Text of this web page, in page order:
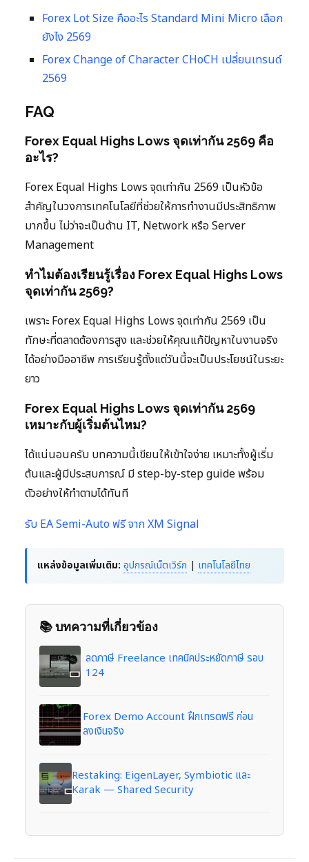
Forex Lot Size คืออะไร Standard Mini Micro เลือก
ยังไง 2569
Forex Change of Character CHoCH เปลี่ยนเทรนด์
2569
FAQ
Forex Equal Highs Lows จุดเท่ากัน 2569 คือ
อะไร?
Forex Equal Highs Lows จุดเท่ากัน 2569 เป็นหัวข้อ
สำคัญในวงการเทคโนโลยีที่ช่วยให้การทำงานมีประสิทธิภาพ
มากขึ้น ไม่ว่าจะเป็นด้าน IT, Network หรือ Server
Management
ทำไมต้องเรียนรู้เรื่อง Forex Equal Highs Lows
จุดเท่ากัน 2569?
เพราะ Forex Equal Highs Lows จุดเท่ากัน 2569 เป็น
ทักษะที่ตลาดต้องการสูง และช่วยให้คุณแก้ปัญหาในงานจริง
ได้อย่างมืออาชีพ การเรียนรู้ตั้งแต่วันนี้จะเป็นประโยชน์ในระยะ
ยาว
Forex Equal Highs Lows จุดเท่ากัน 2569
เหมาะกับผู้เริ่มต้นไหม?
ได้แน่นอนครับ บทความนี้เขียนให้เข้าใจง่าย เหมาะทั้งผู้เริ่ม
ต้นและผู้มีประสบการณ์ มี step-by-step guide พร้อม
ตัวอย่างให้ทำตามได้ทันที
รับ EA Semi-Auto ฟรี จาก XM Signal
แหล่งข้อมูลเพิ่มเติม: อุปกรณ์เน็ตเวิร์ก | เทคโนโลยีไทย
📚 บทความที่เกี่ยวข้อง
ลดภาษี Freelance เทคนิคประหยัดภาษี รอบ
124
Forex Demo Account ฝึกเทรดฟรี ก่อน
ลงเงินจริง
Restaking: EigenLayer, Symbiotic และ
Karak — Shared Security